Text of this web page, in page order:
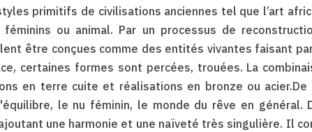
primitifs de civilisations anciennes tel que l’art
ou animal. Par un processus de
être conçues comme des entités vivantes faisant
certaines formes sont percées, trouées. La
en terre cuite et réalisations en bronze ou
le nu féminin, le monde du rêve en général.
une harmonie et une naïveté très singulière. Il